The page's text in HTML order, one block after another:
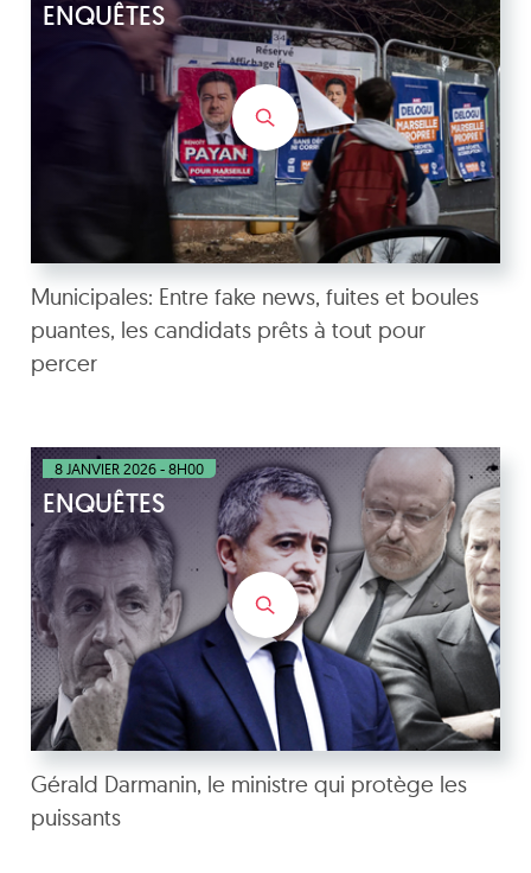
ENQUÊTES
Municipales: Entre fake news, fuites et boules
puantes, les candidats prêts à tout pour
percer
8 JANVIER 2026 - 8H00
ENQUÊTES
Gérald Darmanin, le ministre qui protège les
puissants